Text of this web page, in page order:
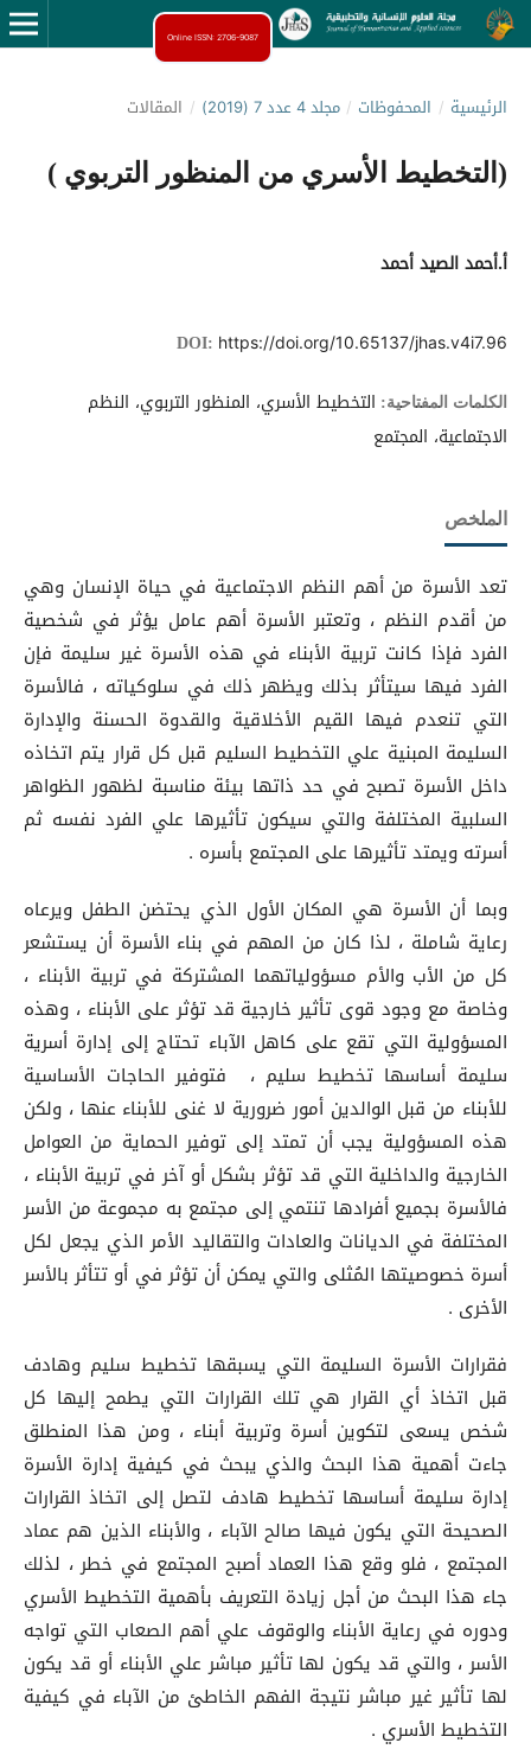
Online ISSN: 2706-9087
الرئيسية / المحفوظات / مجلد 4 عدد 7 (2019) / المقالات
(التخطيط الأسري من المنظور التربوي )
أ.أحمد الصيد أحمد
DOI: https://doi.org/10.65137/jhas.v4i7.96
الكلمات المفتاحية: التخطيط الأسري، المنظور التربوي، النظم
الاجتماعية، المجتمع
الملخص
تعد الأسرة من أهم النظم الاجتماعية في حياة الإنسان وهي
من أقدم النظم ، وتعتبر الأسرة أهم عامل يؤثر في شخصية
الفرد فإذا كانت تربية الأبناء في هذه الأسرة غير سليمة فإن
الفرد فيها سيتأثر بذلك ويظهر ذلك في سلوكياته ، فالأسرة
التي تنعدم فيها القيم الأخلاقية والقدوة الحسنة والإدارة
السليمة المبنية علي التخطيط السليم قبل كل قرار يتم اتخاذه
داخل الأسرة تصبح في حد ذاتها بيئة مناسبة لظهور الظواهر
السلبية المختلفة والتي سيكون تأثيرها علي الفرد نفسه ثم
أسرته ويمتد تأثيرها على المجتمع بأسره .
وبما أن الأسرة هي المكان الأول الذي يحتضن الطفل ويرعاه
رعاية شاملة ، لذا كان من المهم في بناء الأسرة أن يستشعر
كل من الأب والأم مسؤولياتهما المشتركة في تربية الأبناء ،
وخاصة مع وجود قوى تأثير خارجية قد تؤثر على الأبناء ، وهذه
المسؤولية التي تقع على كاهل الآباء تحتاج إلى إدارة أسرية
سليمة أساسها تخطيط سليم ، فتوفير الحاجات الأساسية
للأبناء من قبل الوالدين أمور ضرورية لا غنى للأبناء عنها ، ولكن
هذه المسؤولية يجب أن تمتد إلى توفير الحماية من العوامل
الخارجية والداخلية التي قد تؤثر بشكل أو آخر في تربية الأبناء ،
فالأسرة بجميع أفرادها تنتمي إلى مجتمع به مجموعة من الأسر
المختلفة في الديانات والعادات والتقاليد الأمر الذي يجعل لكل
أسرة خصوصيتها المُثلى والتي يمكن أن تؤثر في أو تتأثر بالأسر
الأخرى .
فقرارات الأسرة السليمة التي يسبقها تخطيط سليم وهادف
قبل اتخاذ أي القرار هي تلك القرارات التي يطمح إليها كل
شخص يسعى لتكوين أسرة وتربية أبناء ، ومن هذا المنطلق
جاءت أهمية هذا البحث والذي يبحث في كيفية إدارة الأسرة
إدارة سليمة أساسها تخطيط هادف لتصل إلى اتخاذ القرارات
الصحيحة التي يكون فيها صالح الآباء ، والأبناء الذين هم عماد
المجتمع ، فلو وقع هذا العماد أصبح المجتمع في خطر ، لذلك
جاء هذا البحث من أجل زيادة التعريف بأهمية التخطيط الأسري
ودوره في رعاية الأبناء والوقوف علي أهم الصعاب التي تواجه
الأسر ، والتي قد يكون لها تأثير مباشر علي الأبناء أو قد يكون
لها تأثير غير مباشر نتيجة الفهم الخاطئ من الآباء في كيفية
التخطيط الأسري .